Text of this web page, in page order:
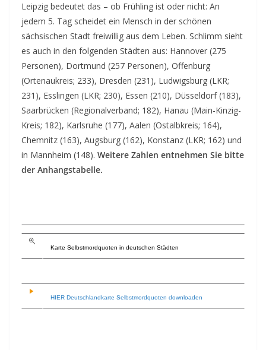
Leipzig bedeutet das – ob Frühling ist oder nicht: An
jedem 5. Tag scheidet ein Mensch in der schönen
sächsischen Stadt freiwillig aus dem Leben. Schlimm sieht
es auch in den folgenden Städten aus: Hannover (275
Personen), Dortmund (257 Personen), Offenburg
(Ortenaukreis; 233), Dresden (231), Ludwigsburg (LKR;
231), Esslingen (LKR; 230), Essen (210), Düsseldorf (183),
Saarbrücken (Regionalverband; 182), Hanau (Main-Kinzig-
Kreis; 182), Karlsruhe (177), Aalen (Ostalbkreis; 164),
Chemnitz (163), Augsburg (162), Konstanz (LKR; 162) und
in Mannheim (148). Weitere Zahlen entnehmen Sie bitte
der Anhangstabelle.
Karte Selbstmordquoten in deutschen Städten
HIER Deutschlandkarte Selbstmordquoten downloaden